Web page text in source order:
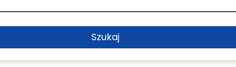
Szukaj